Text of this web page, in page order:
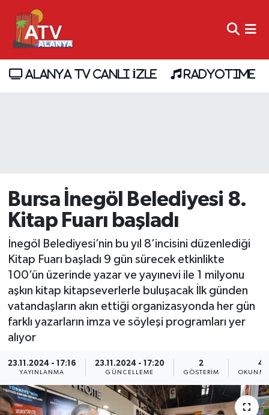
ALANYA TV CANLI İZLE RADYOTIME
Bursa İnegöl Belediyesi 8.
Kitap Fuarı başladı
İnegöl Belediyesi’nin bu yıl 8’incisini düzenlediği
Kitap Fuarı başladı 9 gün sürecek etkinlikte
100’ün üzerinde yazar ve yayınevi ile 1 milyonu
aşkın kitap kitapseverlerle buluşacak İlk günden
vatandaşların akın ettiği organizasyonda her gün
farklı yazarların imza ve söyleşi programları yer
alıyor
23.11.2024 - 17:16
YAYINLANMA
23.11.2024 - 17:20
GÜNCELLEME
2
GÖSTERIM
4